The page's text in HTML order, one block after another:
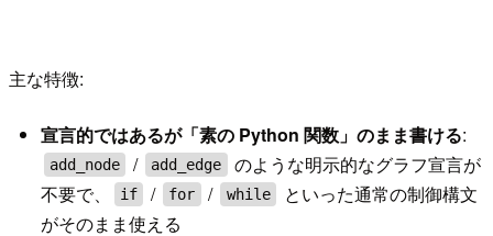
主な特徴:
宣言的ではあるが「素の Python 関数」のまま書ける:
add_node / add_edge
のような明示的なグラフ宣言が
不要で、
if / for / while
といった通常の制御構文
がそのまま使える